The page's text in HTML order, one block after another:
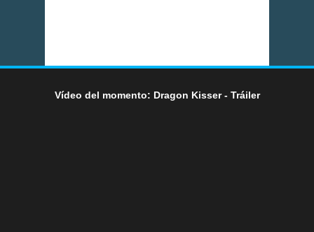
Vídeo del momento: Dragon Kisser - Tráiler